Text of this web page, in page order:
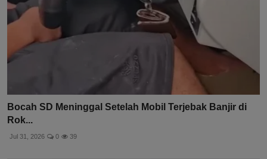
Bocah SD Meninggal Setelah Mobil Terjebak Banjir di
Rok...
Jul 31, 2026 0 39